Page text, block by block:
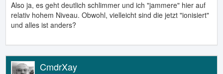
Also ja, es geht deutlich schlimmer und ich "jammere" hier auf
relativ hohem Niveau. Obwohl, vielleicht sind die jetzt "ionisiert"
und alles ist anders?
CmdrXay